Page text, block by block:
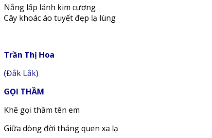
Nắng lấp lánh kim cương
Cây khoác áo tuyết đẹp lạ lùng
Trần Thị Hoa
(Đắk Lắk)
GỌI THẦM
Khẽ gọi thầm tên em
Giữa dòng đời tháng quen xa lạ